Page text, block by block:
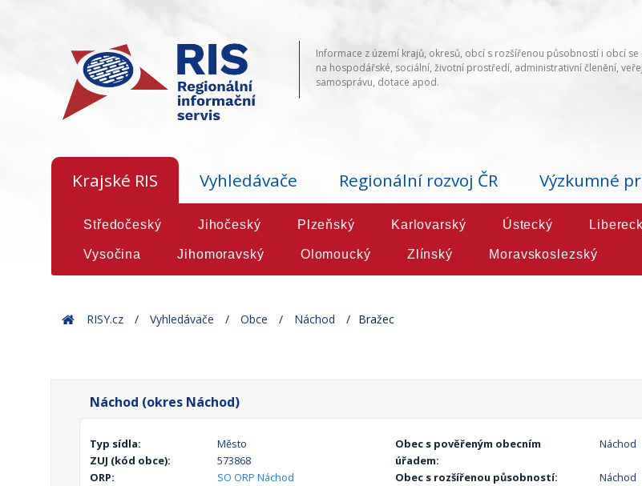
Informace z území krajů, okresů, obcí s rozšířenou působností i obcí se
na hospodářské, sociální, životní prostředí, administrativní členění,
samosprávu, dotace apod.
Krajské RIS Vyhledávače Regionální rozvoj ČR Výzkumné
Středočeský Jihočeský Plzeňský Karlovarský Ústecký
Vysočina Jihomoravský Olomoucký Zlínský Moravskoslezský
HomeRISY.cz Vyhledávače Obce Náchod Bražec
Náchod (okres Náchod)
Typ sídla:
Město
ZUJ (kód obce):
573868
ORP:
SO ORP Náchod
Obec s pověřeným obecním
úřadem:
Náchod
Obec s rozšířenou působností:
Náchod